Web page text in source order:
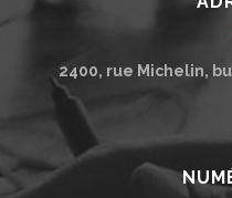
2400, rue Michelin,